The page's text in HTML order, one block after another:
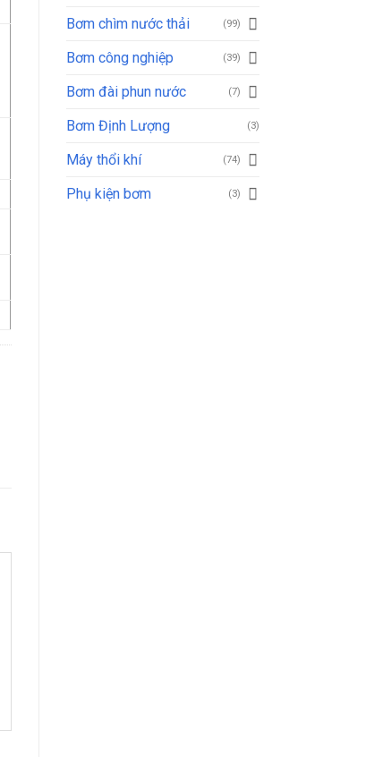
Bơm chìm nước thải (99)
Bơm công nghiệp (39)
Bơm đài phun nước (7)
Bơm Định Lượng (3)
Máy thổi khí (74)
Phụ kiện bơm (3)